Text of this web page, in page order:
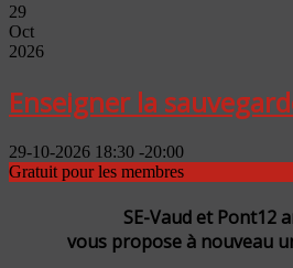
29
Oct
2026
Enseigner la
29-10-2026 18:30 -20:00
Gratuit pour les membres
SE-Vaud et Pont12
vous propose à nouveau